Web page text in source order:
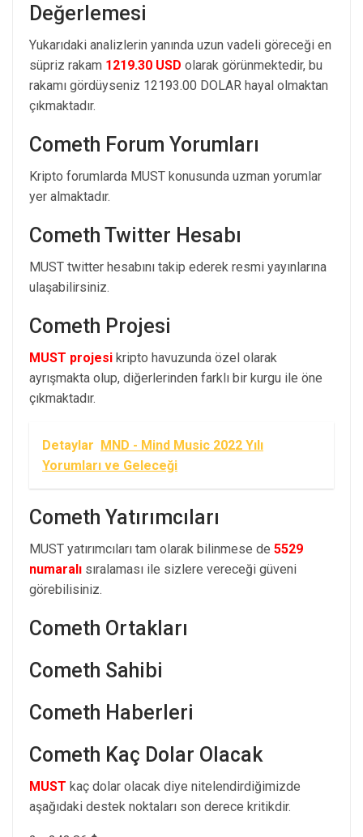
Değerlemesi
Yukarıdaki analizlerin yanında uzun vadeli göreceği en
süpriz rakam 1219.30 USD olarak görünmektedir, bu
rakamı gördüyseniz 12193.00 DOLAR hayal olmaktan
çıkmaktadır.
Cometh Forum Yorumları
Kripto forumlarda MUST konusunda uzman yorumlar
yer almaktadır.
Cometh Twitter Hesabı
MUST twitter hesabını takip ederek resmi yayınlarına
ulaşabilirsiniz.
Cometh Projesi
MUST projesi kripto havuzunda özel olarak
ayrışmakta olup, diğerlerinden farklı bir kurgu ile öne
çıkmaktadır.
Detaylar MND - Mind Music 2022 Yılı
Yorumları ve Geleceği
Cometh Yatırımcıları
MUST yatırımcıları tam olarak bilinmese de 5529
numaralı sıralaması ile sizlere vereceği güveni
görebilisiniz.
Cometh Ortakları
Cometh Sahibi
Cometh Haberleri
Cometh Kaç Dolar Olacak
MUST kaç dolar olacak diye nitelendirdiğimizde
aşağıdaki destek noktaları son derece kritikdir.